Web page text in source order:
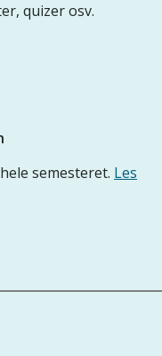
quizer osv.
semesteret. Les